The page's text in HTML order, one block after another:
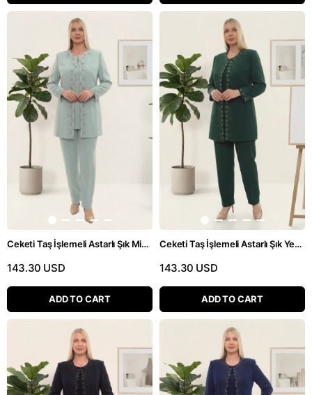
Ceketi Taş İşlemeli Astarlı Şık Mint Üçlü Pantolonlu Takım
143.30 USD
ADD TO CART
Ceketi Taş İşlemeli Astarlı Şık Yeşil Üçlü Pantolonlu Takım
143.30 USD
ADD TO CART